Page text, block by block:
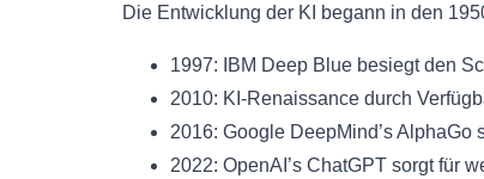
Die Entwicklung der KI begann in den
1997: IBM Deep Blue besiegt den
2010: KI-Renaissance durch
2016: Google DeepMind’s AlphaGo
2022: OpenAI’s ChatGPT sorgt für